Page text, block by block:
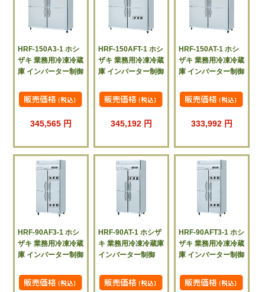
HRF-150A3-1 ホシ
ザキ 業務用冷凍冷蔵
庫 インバーター制御
345,565 円
HRF-150AFT-1 ホシ
ザキ 業務用冷凍冷蔵
庫 インバーター制御
345,192 円
HRF-150AT-1 ホシ
ザキ 業務用冷凍冷蔵
庫 インバーター制御
333,992 円
HRF-90AF3-1 ホシ
ザキ 業務用冷凍冷蔵
庫 インバーター制御
HRF-90AT-1 ホシザ
キ 業務用冷凍冷蔵庫
インバーター制御
HRF-90AFT3-1 ホシ
ザキ 業務用冷凍冷蔵
庫 インバーター制御